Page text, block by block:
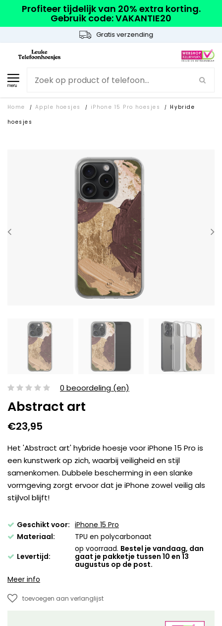
Profiteer tijdelijk van 20% extra korting.
Gebruik code: VAKANTIE20
Gratis verzending
menu
Home / Apple hoesjes / iPhone 15 Pro hoesjes /
Hybride
hoesjes
0 beoordeling (en)
Abstract art
€23,95
Het 'Abstract art' hybride hoesje voor iPhone 15 Pro is
een kunstwerk op zich, waarbij veiligheid en stijl
samenkomen. Dubbele bescherming in een slanke
vormgeving zorgt ervoor dat je iPhone zowel veilig als
stijlvol blijft!
Geschikt voor: iPhone 15 Pro
Materiaal:
TPU en polycarbonaat
Levertijd:
op voorraad. Bestel je vandaag, dan
gaat je pakketje tussen 10 en 13
augustus op de post.
Meer info
toevoegen aan verlanglijst